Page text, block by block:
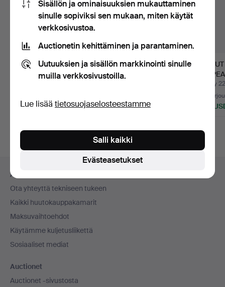
ERÄ KORUJA, mukana
myös joitakin
279 USD
BIJOUTERIER, mukana
muutama hopeapala.
74 USD
Myyty
23
183
Alatunnistenavigaatio
Apua ja yhteystiedot
Ota yhteyttä tekniseen tukeen
Kaikki huutokauppakamarit
Maksuvaihtoehdot
Käytämme kuljetusliikettä
Sosiaaliset mediat
Auctionet
Auctionet -sivustosta
Sisällön ja ominaisuuksien mukauttaminen
sinulle sopiviksi sen mukaan, miten käytät
verkkosivustoa.
Auctionetin kehittäminen ja parantaminen.
Uutuuksien ja sisällön markkinointi sinulle
muilla verkkosivustoilla.
Lue lisää tietosuojaselosteestamme
Evästeasetukset
Salli kaikki